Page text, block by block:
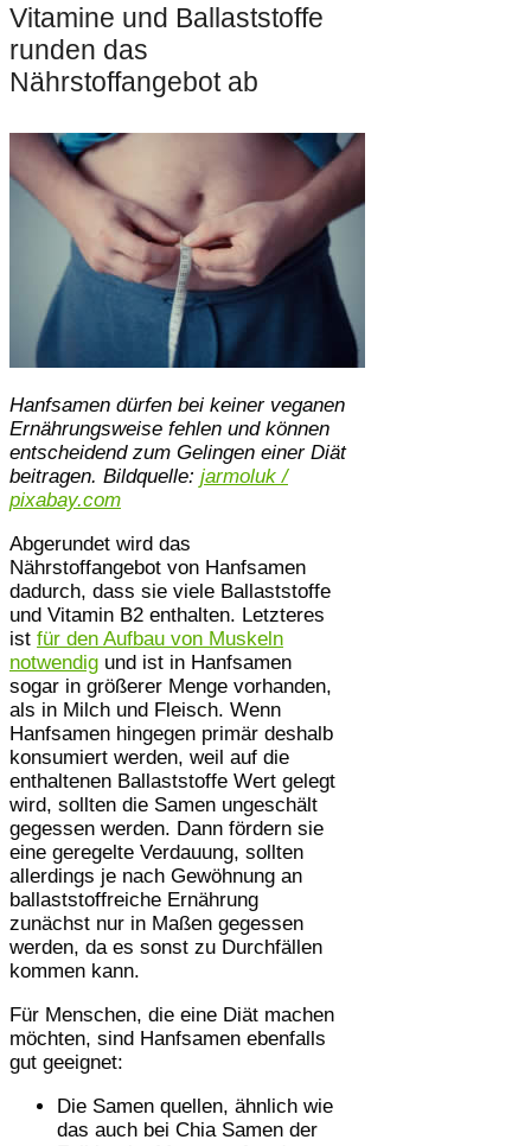
Vitamine und Ballaststoffe
runden das
Nährstoffangebot ab
Hanfsamen dürfen bei keiner veganen
Ernährungsweise fehlen und können
entscheidend zum Gelingen einer Diät
beitragen. Bildquelle: jarmoluk /
pixabay.com
Abgerundet wird das
Nährstoffangebot von Hanfsamen
dadurch, dass sie viele Ballaststoffe
und Vitamin B2 enthalten. Letzteres
ist für den Aufbau von Muskeln
notwendig und ist in Hanfsamen
sogar in größerer Menge vorhanden,
als in Milch und Fleisch. Wenn
Hanfsamen hingegen primär deshalb
konsumiert werden, weil auf die
enthaltenen Ballaststoffe Wert gelegt
wird, sollten die Samen ungeschält
gegessen werden. Dann fördern sie
eine geregelte Verdauung, sollten
allerdings je nach Gewöhnung an
ballaststoffreiche Ernährung
zunächst nur in Maßen gegessen
werden, da es sonst zu Durchfällen
kommen kann.
Für Menschen, die eine Diät machen
möchten, sind Hanfsamen ebenfalls
gut geeignet:
Die Samen quellen, ähnlich wie
das auch bei Chia Samen der